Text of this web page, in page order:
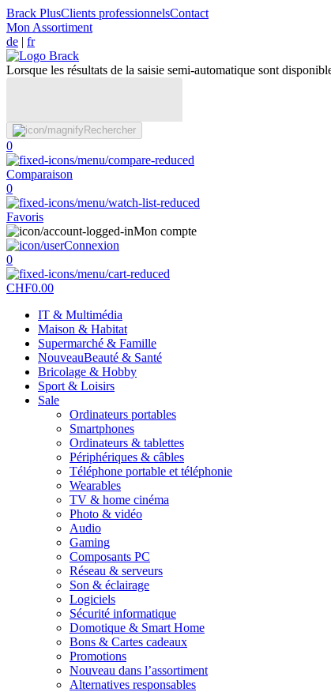
Brack PlusClients professionnelsContact
Mon Assortiment
de | fr
Lorsque les résultats de la saisie semi-automatique sont
Rechercher
0
Comparaison
0
Favoris
Mon compte
Connexion
0
CHF0.00
IT & Multimédia
Maison & Habitat
Supermarché & Famille
NouveauBeauté & Santé
Bricolage & Hobby
Sport & Loisirs
Sale
Ordinateurs portables
Smartphones
Ordinateurs & tablettes
Périphériques & câbles
Téléphone portable et téléphonie
Wearables
TV & home cinéma
Photo & vidéo
Audio
Gaming
Composants PC
Réseau & serveurs
Son & éclairage
Logiciels
Sécurité informatique
Domotique & Smart Home
Bons & Cartes cadeaux
Promotions
Nouveau dans l’assortiment
Alternatives responsables